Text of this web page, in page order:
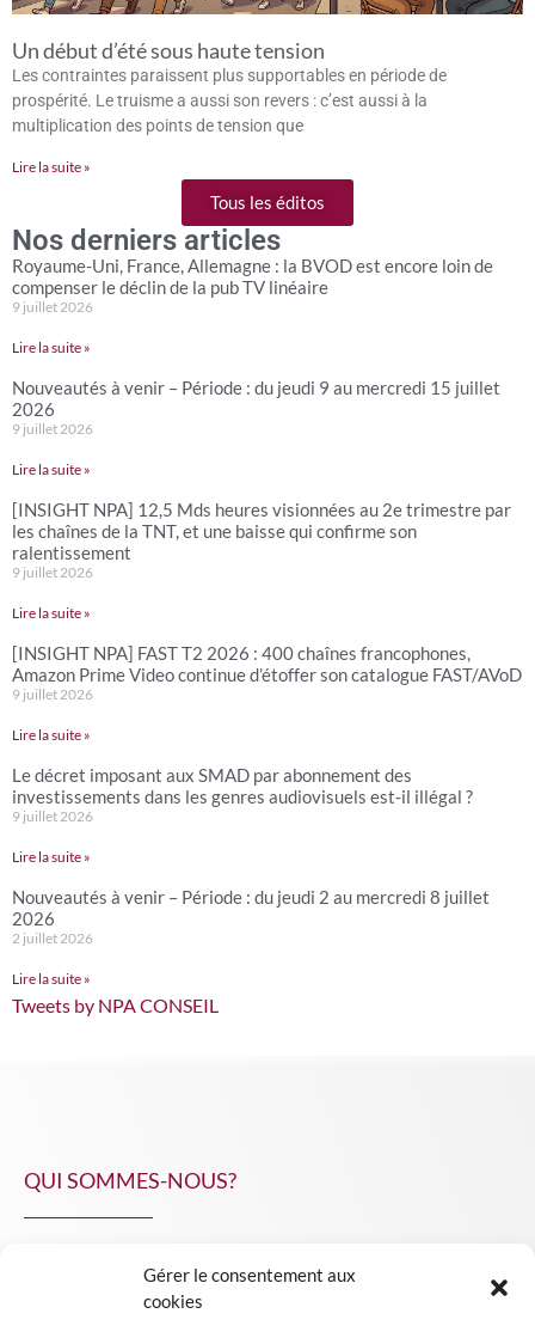
Gérer le consentement aux
cookies
Un début d’été sous haute tension
Les contraintes paraissent plus supportables en période de
prospérité. Le truisme a aussi son revers : c’est aussi à la
multiplication des points de tension que
Lire la suite »
Tous les éditos
Nos derniers articles
Royaume-Uni, France, Allemagne : la BVOD est encore loin de
compenser le déclin de la pub TV linéaire
9 juillet 2026
Lire la suite »
Nouveautés à venir – Période : du jeudi 9 au mercredi 15 juillet
2026
9 juillet 2026
Lire la suite »
[INSIGHT NPA] 12,5 Mds heures visionnées au 2e trimestre par
les chaînes de la TNT, et une baisse qui confirme son
ralentissement
9 juillet 2026
Lire la suite »
[INSIGHT NPA] FAST T2 2026 : 400 chaînes francophones,
Amazon Prime Video continue d’étoffer son catalogue FAST/AVoD
9 juillet 2026
Lire la suite »
Le décret imposant aux SMAD par abonnement des
investissements dans les genres audiovisuels est-il illégal ?
9 juillet 2026
Lire la suite »
Nouveautés à venir – Période : du jeudi 2 au mercredi 8 juillet
2026
2 juillet 2026
Lire la suite »
Tweets by NPA CONSEIL
QUI SOMMES-NOUS?